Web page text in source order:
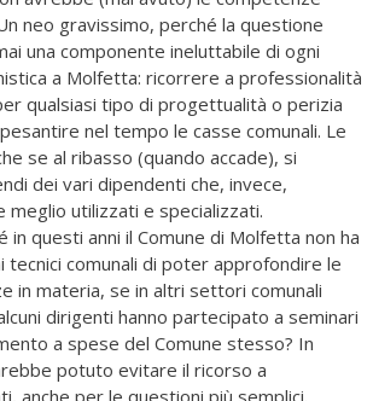
neo gravissimo, perché la questione
una componente ineluttabile di ogni
a Molfetta: ricorrere a professionalità
qualsiasi tipo di progettualità o perizia
nel tempo le casse comunali. Le
se al ribasso (quando accade), si
dei vari dipendenti che, invece,
utilizzati e specializzati.
in questi anni il Comune di Molfetta non ha
tecnici comunali di poter approfondire le
in materia, se in altri settori comunali
dirigenti hanno partecipato a seminari
a spese del Comune stesso? In
potuto evitare il ricorso a